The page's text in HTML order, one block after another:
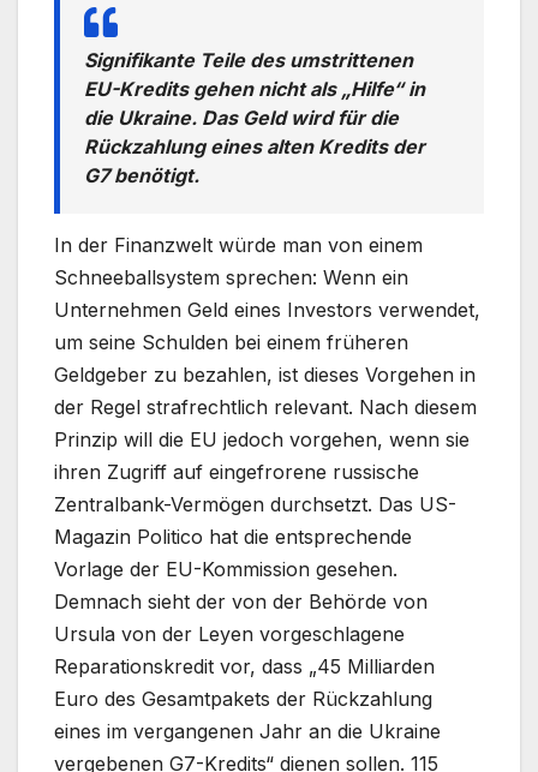
Signifikante Teile des umstrittenen
EU-Kredits gehen nicht als „Hilfe“ in
die Ukraine. Das Geld wird für die
Rückzahlung eines alten Kredits der
G7 benötigt.
In der Finanzwelt würde man von einem
Schneeballsystem sprechen: Wenn ein
Unternehmen Geld eines Investors verwendet,
um seine Schulden bei einem früheren
Geldgeber zu bezahlen, ist dieses Vorgehen in
der Regel strafrechtlich relevant. Nach diesem
Prinzip will die EU jedoch vorgehen, wenn sie
ihren Zugriff auf eingefrorene russische
Zentralbank-Vermögen durchsetzt. Das US-
Magazin Politico hat die entsprechende
Vorlage der EU-Kommission gesehen.
Demnach sieht der von der Behörde von
Ursula von der Leyen vorgeschlagene
Reparationskredit vor, dass „45 Milliarden
Euro des Gesamtpakets der Rückzahlung
eines im vergangenen Jahr an die Ukraine
vergebenen G7-Kredits“ dienen sollen. 115